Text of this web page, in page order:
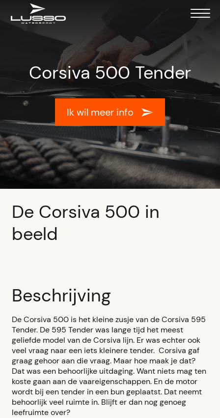
Corsiva 500 Tender
Ik wil meer info
De Corsiva 500 in
beeld
Beschrijving
De Corsiva 500 is het kleine zusje van de Corsiva 595
Tender. De 595 Tender was lange tijd het meest
geliefde model van de Corsiva lijn. Er was echter ook
veel vraag naar een iets kleinere tender. Corsiva gaf
graag gehoor aan die vraag. Maar hoe maak je dat?
Dat was een behoorlijke uitdaging. Want niets mag ten
koste gaan aan de vaareigenschappen. En de motor
wordt bij een tender in een bun geplaatst. Dat neemt
behoorlijk veel ruimte in. Blijft er dan nog genoeg
leefruimte over?